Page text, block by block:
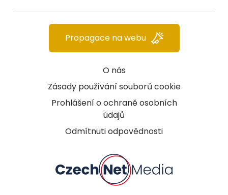
O nás
Zásady používání souborů cookie
Prohlášení o ochraně osobních
údajů
Odmítnuti odpovědnosti
Propagace na webu